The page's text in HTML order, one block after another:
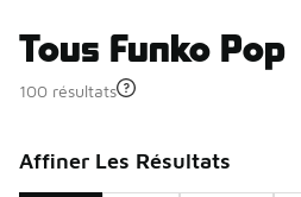
Tous Funko Pop
100 résultats
Affiner Les Résultats